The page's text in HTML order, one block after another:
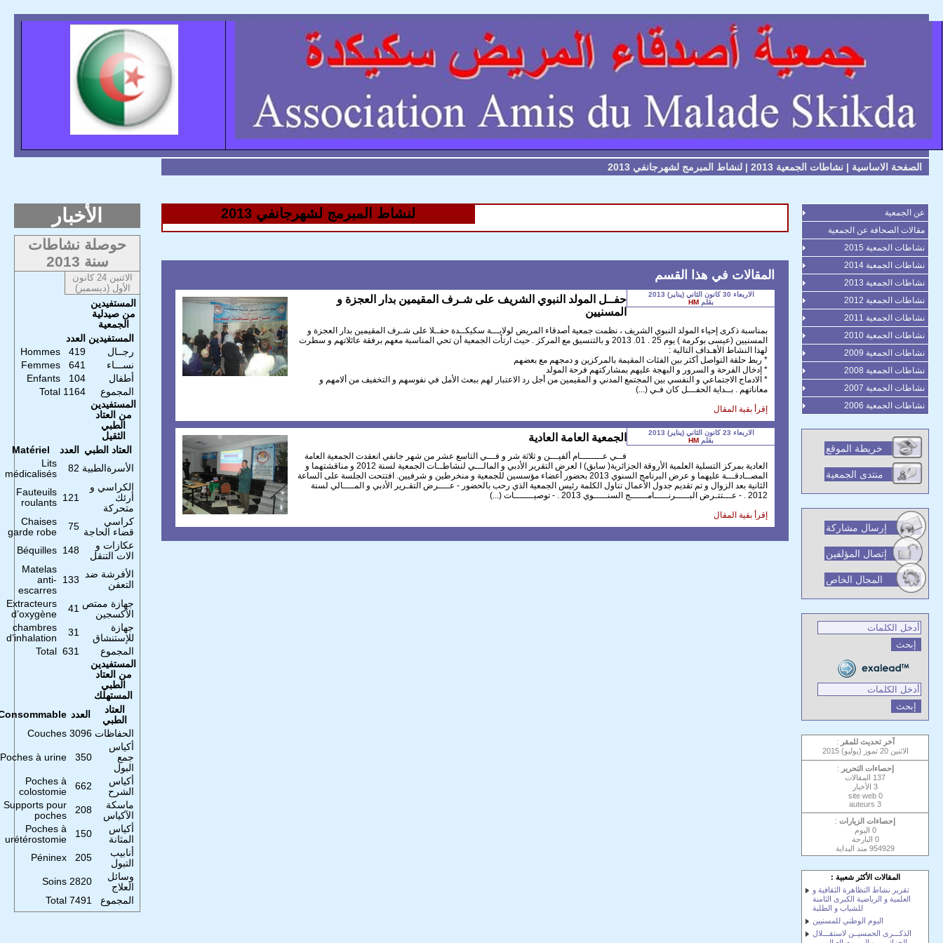
الصفحة الاساسية | نشاطات الجمعية 2013 | لنشاط المبرمج لشهرجانفي 2013
عن الجمعية
مقالات الصحافة عن الجمعية
نشاطات الجمعية 2015
نشاطات الجمعية 2014
نشاطات الجمعية 2013
نشاطات الجمعية 2012
نشاطات الجمعية 2011
نشاطات الجمعية 2010
نشاطات الجمعية 2009
نشاطات الجمعية 2008
نشاطات الجمعية 2007
نشاطات الجمعية 2006
خريطة الموقع
منتدى الجمعية
إرسال مشاركة
إتصال المؤلفين
المجال الخاص
آخر تحديث للمقر :
الاثنين 20 تموز (يوليو) 2015
إحصاءات التحرير :
137 المقالات
3 الأخبار
0 site web
3 auteurs
إحصاءات الزيارات :
0 اليوم
0 البارحة
954929 مند الٻداية
المقالات الأكثر شعبية :
تقرير نشاط التظاهرة الثقافية و
العلمية و الرياضية الكبرى الثامنة
للشباب و الطلبة
اليوم الوطني للمسنيين
الذكـــرى الخمسيــن لاستقـــلال
الأخبار
حوصلة نشاطات
سنة 2013
الاثنين 24 كانون
الأول (ديسمبر)
المستفيدين
من صيدلية
الجمعية
المستفيدين العدد
رجــال
419
Hommes
نســـاء
641
Femmes
أطفال
104
Enfants
المجموع
1164
Total
المستفيدين
من العتاد
الطبي
الثقيل
العتاد الطبي
العدد
Matériel
الأسرةالطبية 82
Lits
médicalisés
الكراسي و
أرئك
متحركة
121
Fauteuils
roulants
كراسي
قضاء الحاجة 75
Chaises
garde robe
عكازات و
الات التنقل
148
Béquilles
الأفرشة ضد
التعفن
133
Matelas
anti-
escarres
جهازة ممتص
الآكسجين
41
Extracteurs
d’oxygène
جهازة
للإستنشاق
31
chambres
d’inhalation
المجموع
631
Total
المستفيدين
من العتاد
الطبي
المستهلك
العتاد
الطبي
العدد
الحفاظات 3096
Couches
أكياس
جمع
البول
350
Poches à urine
أكياس
الشرح
662
Poches à
colostomie
ماسكة
الآكياس
208
Supports pour
poches
أكياس
المثانة
150
Poches à
urétérostomie
أنابيب
التبول
205
Péninex
وسائل
العلاج
2820
Soins
المجموع
7491
Total
لنشاط المبرمج لشهرجانفي 2013
المقالات في هذا القسم
الاربعاء 30 كانون الثاني (يناير) 2013
بقلم HM
حفــل المولد النبوي الشريف على شـرف المقيمين بدار العجزة و
المسنيين
بمناسبة ذكرى إحياء المولد النبوي الشريف ، نظمت جمعية أصدقاء المريض لولايـــة سكيكــدة حفــلا على شـرف المقيمين بدار العجزة و
المسنيين (عيسى بوكرمة ) يوم 25 . 01. 2013 و بالتنسيق مع المركز . حيث ارتأت الجمعية أن تحي المناسبة معهم برفقة عائلاتهم و سطرت
لهذا النشاط الأهـداف التالية :
* ربط حلقة التواصل أكثر بين الفئات المقيمة بالمركزين و دمجهم مع بعضهم
* إدخال الفرحة و السرور و البهجة عليهم بمشاركتهم فرحة المولد
* الادماج الاجتماعي و النفسي بين المجتمع المدني و المقيمين من أجل رد الاعتبار لهم ببعث الأمل في نفوسهم و التخفيف من ألامهم و
معاناتهم . بــداية الحفـــل كان فـي (...)
إقرأ بقية المقال
الاربعاء 23 كانون الثاني (يناير) 2013
بقلم HM الجمعية العامة العادية
فــي عــــــــام ألفيـــن و ثلاثة شر و فـــي التاسع عشر من شهر جانفي انعقدت الجمعية العامة
العادية بمركز التسلية العلمية الأروقة الجزائرية( سابق) ا لعرض التقرير الأدبي و المالـــي لنشاطــات الجمعية لسنة 2012 و مناقشتهما و
المصــادقـــة عليهما و عرض البرنامج السنوي 2013 بحضور أعضاء مؤسسين للجمعية و منخرطين و شرفيين. افتتحت الجلسة على الساعة
الثانية بعد الزوال و تم تقديم جدول الأعمال تناول الكلمة رئيس الجمعية الذي رحب بالحضور - عــــرض التقـرير الأدبي و المــــالي لسنة
2012 . - عـــتتـرض البـــــرنـــــامــــــج السنـــــوي 2013 . - توصيـــــــات (...)
إقرأ بقية المقال